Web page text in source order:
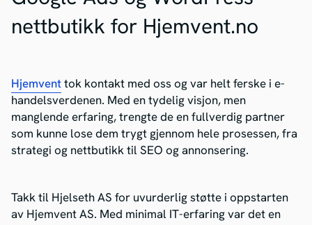
nettbutikk for Hjemvent.no
Hjemvent tok kontakt med oss og var helt ferske i e-
handelsverdenen. Med en tydelig visjon, men
manglende erfaring, trengte de en fullverdig partner
som kunne lose dem trygt gjennom hele prosessen, fra
strategi og nettbutikk til SEO og annonsering.
Takk til Hjelseth AS for uvurderlig støtte i oppstarten
av Hjemvent AS. Med minimal IT-erfaring var det en